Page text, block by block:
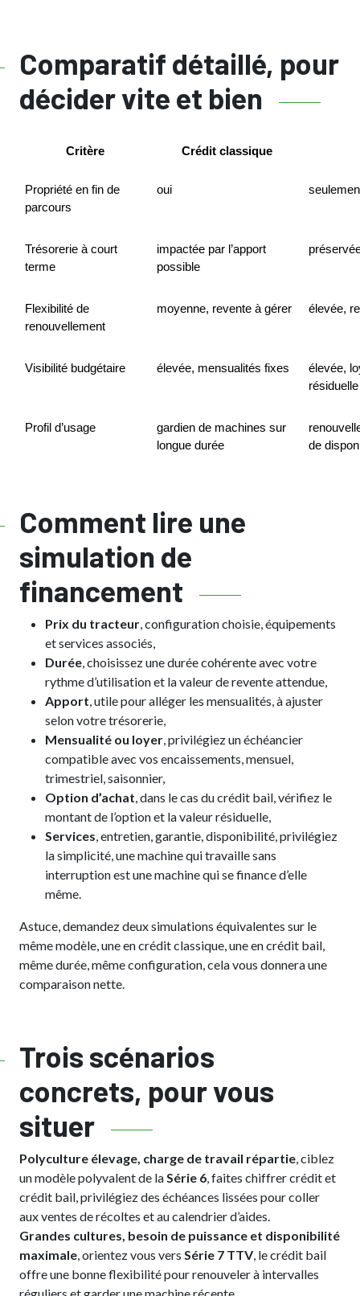
Comparatif détaillé, pour
décider vite et bien
Critère Crédit classique
Propriété en fin de
parcours
oui
Trésorerie à court
terme
impactée par l’apport
possible
Flexibilité de
renouvellement
moyenne, revente à gérer élevée,
Visibilité budgétaire élevée, mensualités fixes
élevée,
Profil d’usage
gardien de machines sur
longue durée
de
Comment lire une
simulation de
financement
Prix du tracteur, configuration choisie, équipements
et services associés,
Durée, choisissez une durée cohérente avec votre
rythme d’utilisation et la valeur de revente attendue,
Apport, utile pour alléger les mensualités, à ajuster
selon votre trésorerie,
Mensualité ou loyer, privilégiez un échéancier
compatible avec vos encaissements, mensuel,
trimestriel, saisonnier,
Option d’achat, dans le cas du crédit bail, vérifiez le
montant de l’option et la valeur résiduelle,
Services, entretien, garantie, disponibilité, privilégiez
la simplicité, une machine qui travaille sans
interruption est une machine qui se finance d’elle
même.
Astuce, demandez deux simulations équivalentes sur le
même modèle, une en crédit classique, une en crédit bail,
même durée, même configuration, cela vous donnera une
comparaison nette.
Trois scénarios
concrets, pour vous
situer
Polyculture élevage, charge de travail répartie, ciblez
un modèle polyvalent de laSérie 6, faites chiffrer crédit et
crédit bail, privilégiez des échéances lissées pour coller
aux ventes de récoltes et au calendrier d’aides.
Grandes cultures, besoin de puissance et disponibilité
maximale, orientez vous vers Série 7 TTV, le crédit bail
offre une bonne flexibilité pour renouveler à intervalles